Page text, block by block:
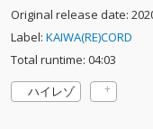
Original release date:
Label: KAIWA(RE)CORD
Total runtime: 04:03
ハイレゾ